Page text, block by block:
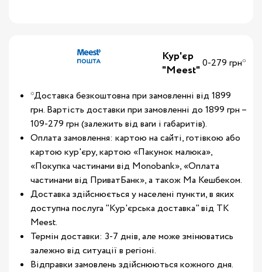
Кур'єр
"Meest"0-279 грн*
*Доставка безкоштовна при замовленні від 1899
грн. Вартість доставки при замовленні до 1899 грн –
109-279 грн (залежить від ваги і габаритів).
Оплата замовлення: картою на сайті, готівкою або
картою кур'єру, картою «Пакунок малюка»,
«Покупка частинами від Monobank», «Оплата
частинами від ПриватБанк», а також Ма Кешбеком.
Доставка здійснюється у населені пункти, в яких
доступна послуга "Кур'єрська доставка" від ТК
Meest.
Термін доставки: 3-7 днів, але може змінюватись
залежно від ситуації в регіоні.
Відправки замовлень здійснюються кожного дня.